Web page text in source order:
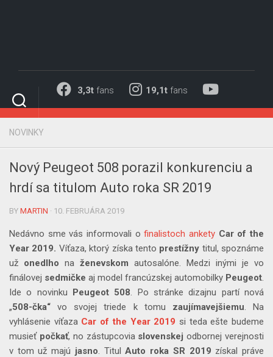
3,3tfans 19,1tfans
NOVINKY
Nový Peugeot 508 porazil konkurenciu a
hrdí sa titulom Auto roka SR 2019
BY MARTIN · 10. FEBRUÁRA 2019
Nedávno sme vás informovali ofinalistoch ankety Car of the
Year 2019. Víťaza, ktorý získa tento prestížny titul, spoznáme
už onedlho na ženevskom autosalóne. Medzi inými je vo
finálovej sedmičke aj model francúzskej automobilky Peugeot.
Ide o novinku Peugeot 508. Po stránke dizajnu partí nová
„508-čka“ vo svojej triede k tomu zaujímavejšiemu. Na
vyhlásenie víťaza Car of the Year 2019 si teda ešte budeme
musieť počkať, no zástupcovia slovenskej odbornej verejnosti
v tom už majú jasno. TitulAuto roka SR 2019 získal práve